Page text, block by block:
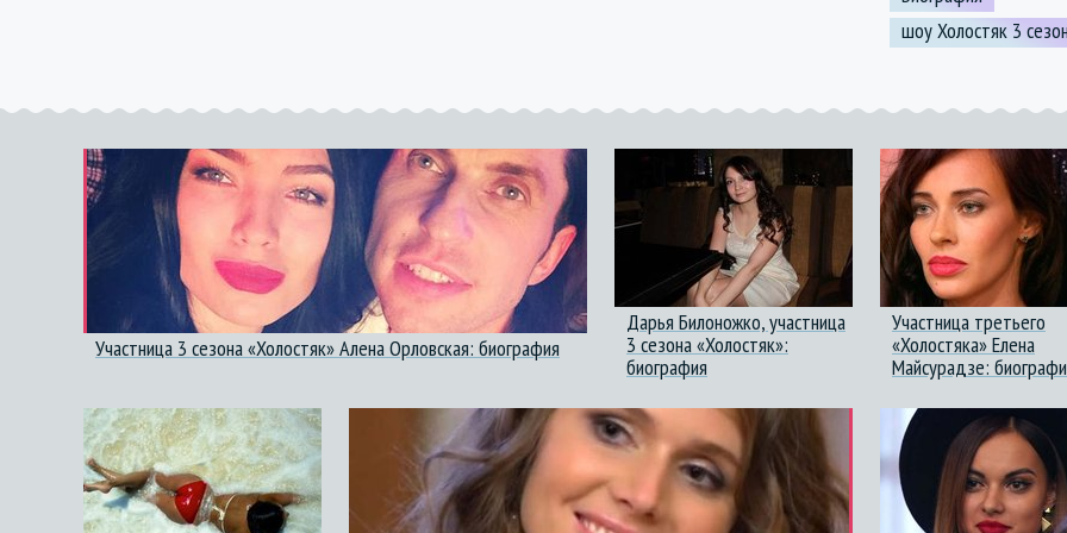
шоу Холостяк 3
Участница 3 сезона «Холостяк» Алена Орловская: биография
Дарья Билоножко, участница
3 сезона «Холостяк»:
биография
Участница третьего
«Холостяка» Елена
Майсурадзе: